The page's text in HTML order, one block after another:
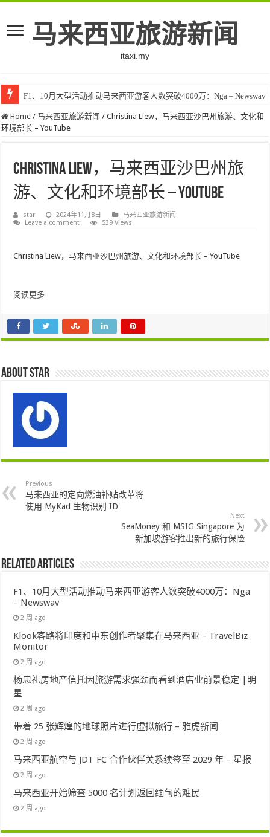
马来西亚旅游新闻
itaxi.my
F1、10月大型活动推动马来西亚游客人数突破4000万：Nga – Newswav
Home / 马来西亚旅游新闻 / Christina Liew，马来西亚沙巴州旅游、文化和
环境部长 – YouTube
Christina Liew，马来西亚沙巴州旅
游、文化和环境部长 – YouTube
star 2024年11月8日
马来西亚旅游新闻
Leave a comment
539 Views
Christina Liew，马来西亚沙巴州旅游、文化和环境部长 – YouTube
阅读更多
About star
Previous
马来西亚的定向燃油补贴改革将
使用 MyKad 生物识别 ID
Next
SeaMoney 和 MSIG Singapore 为
新加坡游客推出新的旅行保险
Related Articles
F1、10月大型活动推动马来西亚游客人数突破4000万：Nga
– Newswav
2 周 ago
Klook客路将印度和中东创作者聚集在马来西亚 – TravelBiz
Monitor
2 周 ago
杨忠礼房地产信托因旅游需求强劲而看到酒店业前景稳定 |明
星
2 周 ago
带着 25 张辉煌的地球照片进行虚拟旅行 – 雅虎新闻
2 周 ago
马来西亚航空与 JDT FC 合作伙伴关系续签至 2029 年 – 星报
2 周 ago
马来西亚开始筛查 5000 名计划返回缅甸的难民
2 周 ago